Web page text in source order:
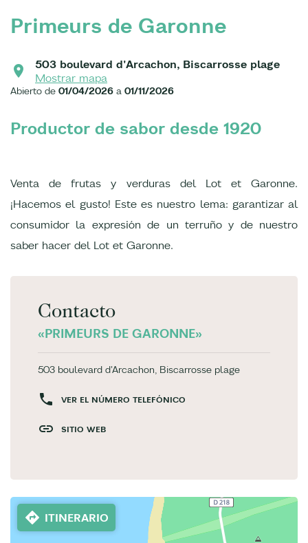
Primeurs de Garonne
503 boulevard d'Arcachon, Biscarrosse plage
Mostrar mapa
Abierto de 01/04/2026 a 01/11/2026
Productor de sabor desde 1920
Venta de frutas y verduras del Lot et Garonne.
¡Hacemos el gusto! Este es nuestro lema: garantizar al
consumidor la expresión de un terruño y de nuestro
saber hacer del Lot et Garonne.
Contacto
«PRIMEURS DE GARONNE»
503 boulevard d'Arcachon, Biscarrosse plage
VER EL NÚMERO TELEFÓNICO
SITIO WEB
ITINERARIO